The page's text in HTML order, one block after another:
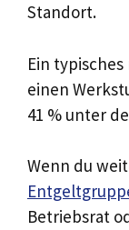
Standort.
Ein
einen
41 % unter
Wenn du
Betriebsrat